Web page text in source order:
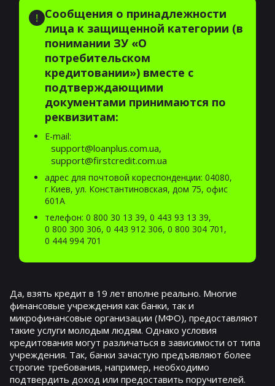
Сообщения о принадлежности
лица к защищенной категории (в
понимании ЗУ «О
потребительском
кредитовании») вместе с
подтверждающими
документами принимаются по
реквизитам:
E-mail:
support@loanplus.com.ua,
support@firstcredit.com.ua
адрес для почтовой кореспонденции: 04080,
г.Киев, ул. Константиновская, дом 75, офис
601А
телефон: 0 800 30 13 39, 0 443 93 13 39,
0 800 300 306, 0 443 912 306, 0 800 304 701 ,
0 444 994 701
Да, взять кредит в 19 лет вполне реально. Многие
финансовые учреждения как банки, так и
микрофинансовые организации (МФО), предоставляют
такие услуги молодым людям. Однако условия
кредитования могут различаться в зависимости от типа
учреждения. Так, банки зачастую предъявляют более
строгие требования, например, необходимо
подтвердить доход или предоставить поручителей.